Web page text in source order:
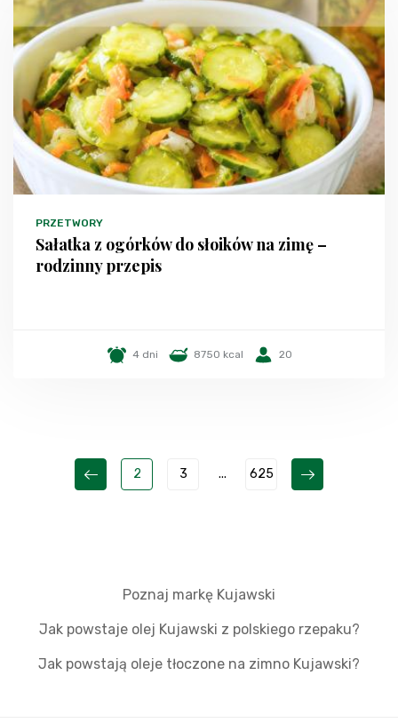
PRZETWORY
Sałatka z ogórków do słoików na zimę –
rodzinny przepis
4 dni 8750 kcal 20
2 3 ... 625
Poznaj markę Kujawski
Jak powstaje olej Kujawski z polskiego rzepaku?
Jak powstają oleje tłoczone na zimno Kujawski?